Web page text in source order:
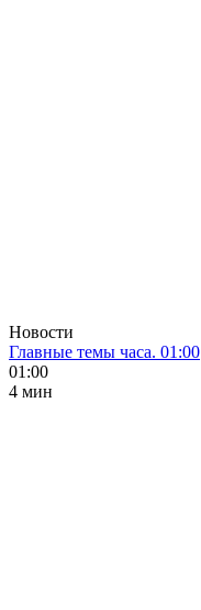
Новости
Главные темы часа. 01:00
01:00
4 мин